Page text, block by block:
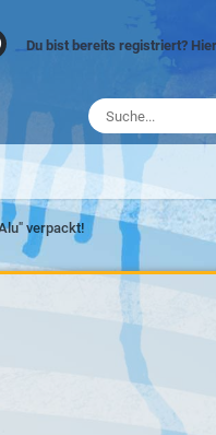
Du bist bereits registriert?
verpackt!